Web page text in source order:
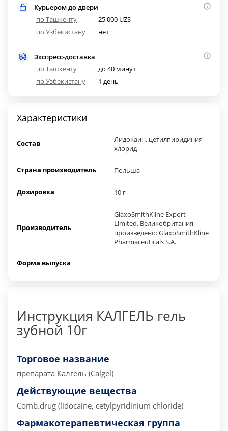
Курьером до двери
по Ташкенту
25 000 UZS
по Узбекистану
нет
Экспресс-доставка
по Ташкенту
до 40 минут
по Узбекистану
1 день
Характеристики
Состав
Лидокаин, цетилпиридиния
хлорид
Страна производитель Польша
Дозировка 10 г
Производитель
GlaxoSmithKline Export
Limited, Великобритания
произведено: GlaxoSmithKline
Pharmaceuticals S.A.
Форма выпуска
Инструкция КАЛГЕЛЬ гель
зубной 10г
Торговое название
препарата Калгель (Calgel)
Действующие вещества
Comb.drug (lidocaine, cetylpyridinium chloride)
Фармакотерапевтическая группа